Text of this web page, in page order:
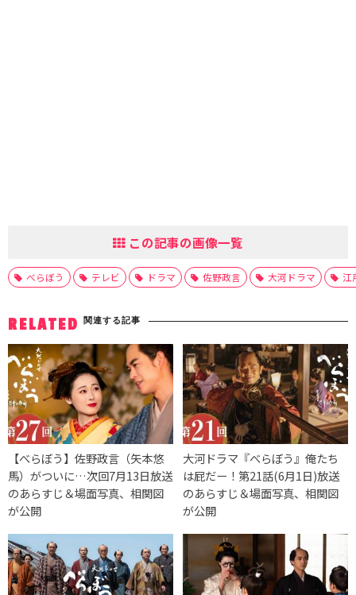
この記事の画像一覧
べらぼう テレビ ドラマ 佐野政言 大河ドラマ 江
RELATED 関連する記事
【べらぼう】佐野政言（矢本悠
馬）がついに…次回7月13日放送
のあらすじ＆場面写真、相関図
が公開
大河ドラマ『べらぼう』俺たち
は屁だー！第21話(6月1日)放送
のあらすじ＆場面写真、相関図
が公開